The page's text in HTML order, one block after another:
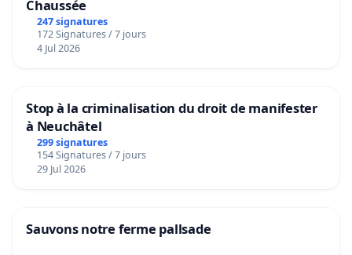
Chaussée
247 signatures
172 Signatures / 7 jours
4 Jul 2026
Stop à la criminalisation du droit de manifester
à Neuchâtel
299 signatures
154 Signatures / 7 jours
29 Jul 2026
Sauvons notre ferme pallsade